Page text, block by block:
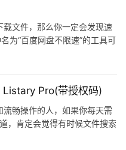
文件，那么你一定会发现速
为“百度网盘不限速”的工具可
Pro(带授权码)
畅操作的人，如果你每天需
，肯定会觉得有时候文件搜索